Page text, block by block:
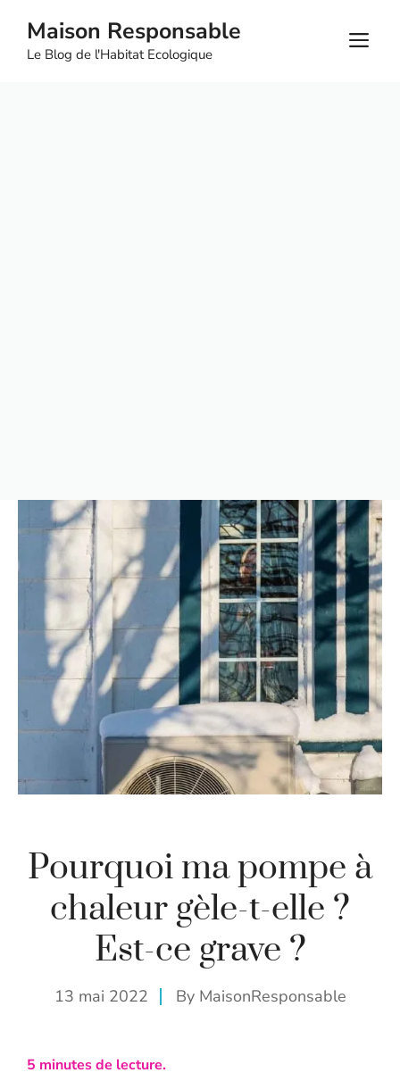
contenu
Maison Responsable
Le Blog de l'Habitat Ecologique
Pourquoi ma pompe à
chaleur gèle-t-elle ?
Est-ce grave ?
13 mai 2022 By MaisonResponsable
5 minutes de lecture.